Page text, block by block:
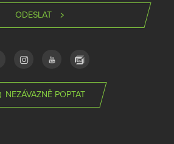
ODESLAT
NEZÁVAZNĚ POPTAT